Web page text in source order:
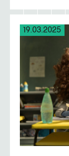
19.03.2025